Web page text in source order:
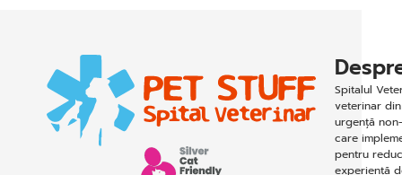
Spitalul
veterinar
urgență
care
pentru
experiență